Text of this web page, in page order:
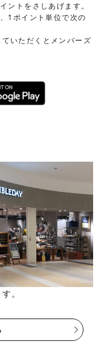
ントをさしあげます。
1ポイント単位で次の
いただくとメンバーズ
。